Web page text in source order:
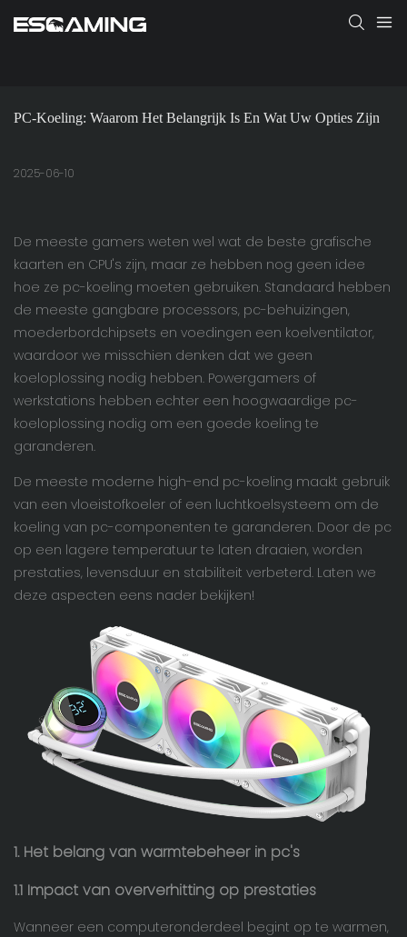
PC-Koeling: Waarom Het Belangrijk Is En Wat Uw Opties Zijn
2025-06-10
De meeste gamers weten wel wat de beste grafische
kaarten en CPU's zijn, maar ze hebben nog geen idee
hoe ze pc-koeling moeten gebruiken. Standaard hebben
de meeste gangbare processors, pc-behuizingen,
moederbordchipsets en voedingen een koelventilator,
waardoor we misschien denken dat we geen
koeloplossing nodig hebben. Powergamers of
werkstations hebben echter een hoogwaardige pc-
koeloplossing nodig om een ​​goede koeling te
garanderen.
De meeste moderne high-end pc-koeling maakt gebruik
van een vloeistofkoeler of een luchtkoelsysteem om de
koeling van pc-componenten te garanderen. Door de pc
op een lagere temperatuur te laten draaien, worden
prestaties, levensduur en stabiliteit verbeterd. Laten we
deze aspecten eens nader bekijken!
1. Het belang van warmtebeheer in pc's
1.1 Impact van oververhitting op prestaties
Wanneer een computeronderdeel begint op te warmen,